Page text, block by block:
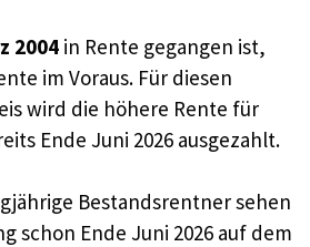
2004 in Rente gegangen ist,
im Voraus. Für diesen
wird die höhere Rente für
Ende Juni 2026 ausgezahlt.
Bestandsrentner sehen
schon Ende Juni 2026 auf dem